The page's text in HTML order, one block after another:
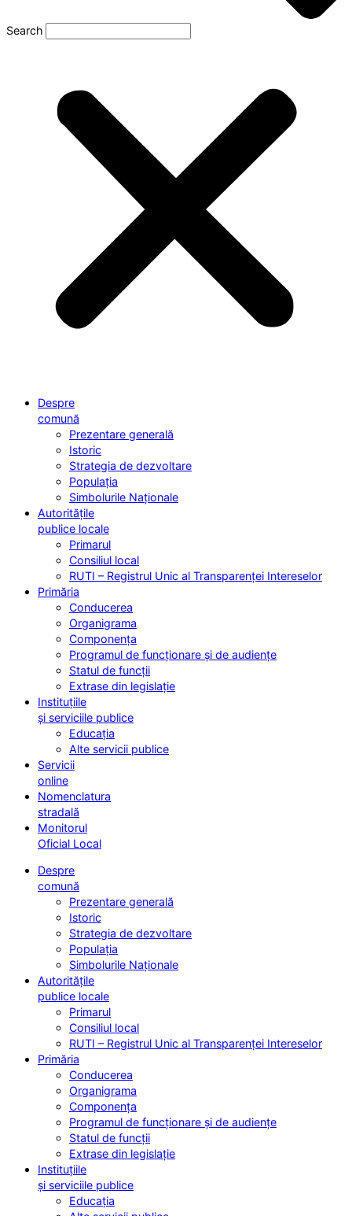
Search
Despre
comună
Prezentare generală
Istoric
Strategia de dezvoltare
Populația
Simbolurile Naționale
Autoritățile
publice locale
Primarul
Consiliul local
RUTI – Registrul Unic al Transparenței Intereselor
Primăria
Conducerea
Organigrama
Componența
Programul de funcționare și de audiențe
Statul de funcții
Extrase din legislație
Instituțiile
și serviciile publice
Educația
Alte servicii publice
Servicii
online
Nomenclatura
stradală
Monitorul
Oficial Local
Despre
comună
Prezentare generală
Istoric
Strategia de dezvoltare
Populația
Simbolurile Naționale
Autoritățile
publice locale
Primarul
Consiliul local
RUTI – Registrul Unic al Transparenței Intereselor
Primăria
Conducerea
Organigrama
Componența
Programul de funcționare și de audiențe
Statul de funcții
Extrase din legislație
Instituțiile
și serviciile publice
Educația